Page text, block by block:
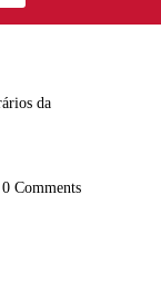
da
0 Comments